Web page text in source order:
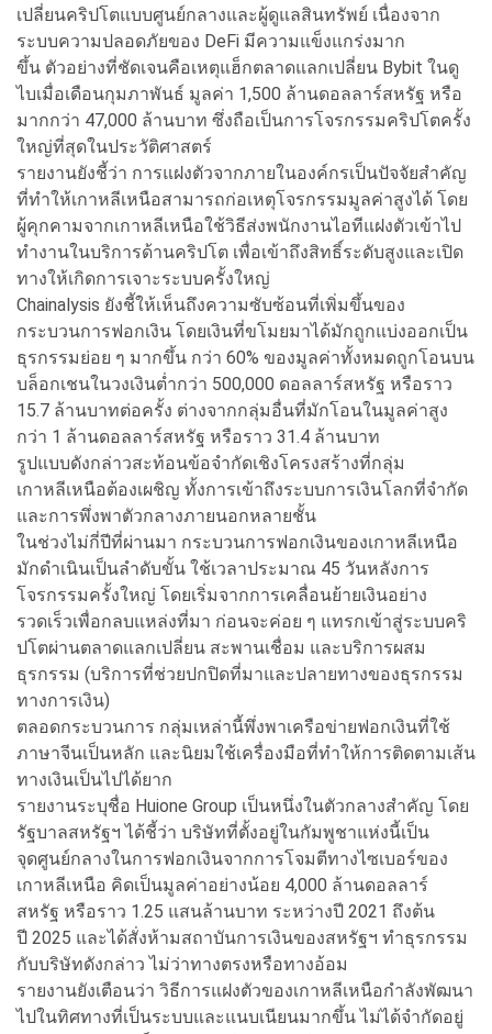
เปลี่ยนคริปโตแบบศูนย์กลางและผู้ดูแลสินทรัพย์ เนื่องจาก
ระบบความปลอดภัยของ DeFi มีความแข็งแกร่งมาก
ขึ้น ตัวอย่างที่ชัดเจนคือเหตุแฮ็กตลาดแลกเปลี่ยน Bybit ในดู
ไบเมื่อเดือนกุมภาพันธ์ มูลค่า 1,500 ล้านดอลลาร์สหรัฐ หรือ
มากกว่า 47,000 ล้านบาท ซึ่งถือเป็นการโจรกรรมคริปโตครั้ง
ใหญ่ที่สุดในประวัติศาสตร์
รายงานยังชี้ว่า การแฝงตัวจากภายในองค์กรเป็นปัจจัยสำคัญ
ที่ทำให้เกาหลีเหนือสามารถก่อเหตุโจรกรรมมูลค่าสูงได้ โดย
ผู้คุกคามจากเกาหลีเหนือใช้วิธีส่งพนักงานไอทีแฝงตัวเข้าไป
ทำงานในบริการด้านคริปโต เพื่อเข้าถึงสิทธิ์ระดับสูงและเปิด
ทางให้เกิดการเจาะระบบครั้งใหญ่
Chainalysis ยังชี้ให้เห็นถึงความซับซ้อนที่เพิ่มขึ้นของ
กระบวนการฟอกเงิน โดยเงินที่ขโมยมาได้มักถูกแบ่งออกเป็น
ธุรกรรมย่อย ๆ มากขึ้น กว่า 60% ของมูลค่าทั้งหมดถูกโอนบน
บล็อกเชนในวงเงินต่ำกว่า 500,000 ดอลลาร์สหรัฐ หรือราว
15.7 ล้านบาทต่อครั้ง ต่างจากกลุ่มอื่นที่มักโอนในมูลค่าสูง
กว่า 1 ล้านดอลลาร์สหรัฐ หรือราว 31.4 ล้านบาท
รูปแบบดังกล่าวสะท้อนข้อจำกัดเชิงโครงสร้างที่กลุ่ม
เกาหลีเหนือต้องเผชิญ ทั้งการเข้าถึงระบบการเงินโลกที่จำกัด
และการพึ่งพาตัวกลางภายนอกหลายชั้น
ในช่วงไม่กี่ปีที่ผ่านมา กระบวนการฟอกเงินของเกาหลีเหนือ
มักดำเนินเป็นลำดับขั้น ใช้เวลาประมาณ 45 วันหลังการ
โจรกรรมครั้งใหญ่ โดยเริ่มจากการเคลื่อนย้ายเงินอย่าง
รวดเร็วเพื่อกลบแหล่งที่มา ก่อนจะค่อย ๆ แทรกเข้าสู่ระบบคริ
ปโตผ่านตลาดแลกเปลี่ยน สะพานเชื่อม และบริการผสม
ธุรกรรม (บริการที่ช่วยปกปิดที่มาและปลายทางของธุรกรรม
ทางการเงิน)
ตลอดกระบวนการ กลุ่มเหล่านี้พึ่งพาเครือข่ายฟอกเงินที่ใช้
ภาษาจีนเป็นหลัก และนิยมใช้เครื่องมือที่ทำให้การติดตามเส้น
ทางเงินเป็นไปได้ยาก
รายงานระบุชื่อ Huione Group เป็นหนึ่งในตัวกลางสำคัญ โดย
รัฐบาลสหรัฐฯ ได้ชี้ว่า บริษัทที่ตั้งอยู่ในกัมพูชาแห่งนี้เป็น
จุดศูนย์กลางในการฟอกเงินจากการโจมตีทางไซเบอร์ของ
เกาหลีเหนือ คิดเป็นมูลค่าอย่างน้อย 4,000 ล้านดอลลาร์
สหรัฐ หรือราว 1.25 แสนล้านบาท ระหว่างปี 2021 ถึงต้น
ปี 2025 และได้สั่งห้ามสถาบันการเงินของสหรัฐฯ ทำธุรกรรม
กับบริษัทดังกล่าว ไม่ว่าทางตรงหรือทางอ้อม
รายงานยังเตือนว่า วิธีการแฝงตัวของเกาหลีเหนือกำลังพัฒนา
ไปในทิศทางที่เป็นระบบและแนบเนียนมากขึ้น ไม่ได้จำกัดอยู่